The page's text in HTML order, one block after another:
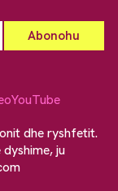
YouTube
dhe ryshfetit.
ju